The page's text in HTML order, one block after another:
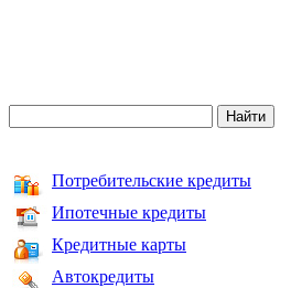
Потребительские кредиты
Ипотечные кредиты
Кредитные карты
Автокредиты